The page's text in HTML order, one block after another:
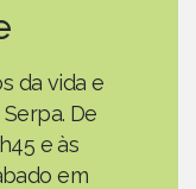
da vida e
De
e às
em